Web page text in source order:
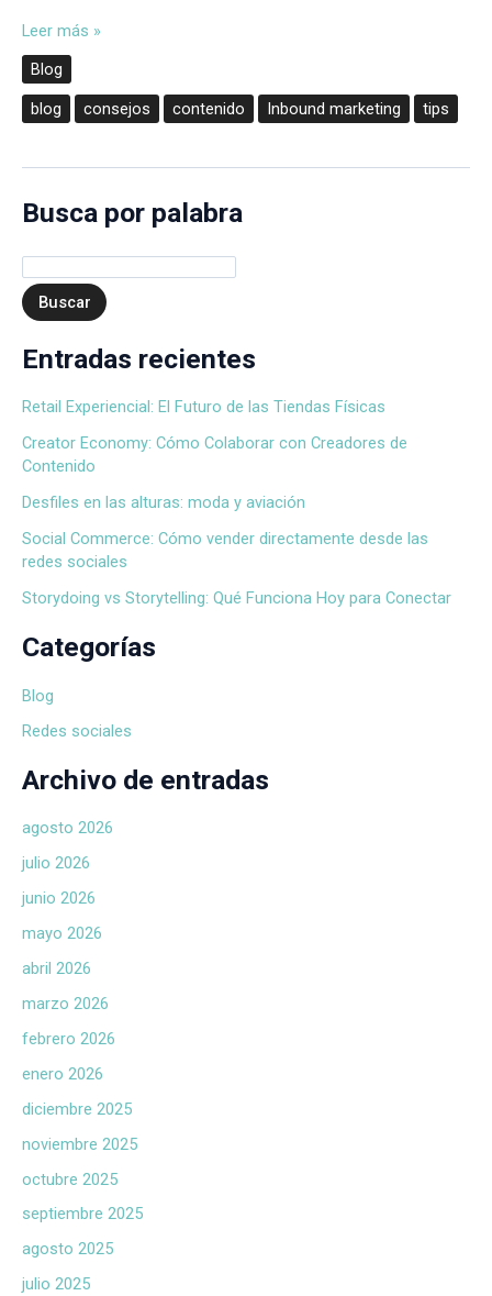
Leer más »
Blog
blog
consejos contenido Inbound marketing tips
Busca por palabra
Buscar
Entradas recientes
Retail Experiencial: El Futuro de las Tiendas Físicas
Creator Economy: Cómo Colaborar con Creadores de
Contenido
Desfiles en las alturas: moda y aviación
Social Commerce: Cómo vender directamente desde las
redes sociales
Storydoing vs Storytelling: Qué Funciona Hoy para Conectar
Categorías
Blog
Redes sociales
Archivo de entradas
agosto 2026
julio 2026
junio 2026
mayo 2026
abril 2026
marzo 2026
febrero 2026
enero 2026
diciembre 2025
noviembre 2025
octubre 2025
septiembre 2025
agosto 2025
julio 2025